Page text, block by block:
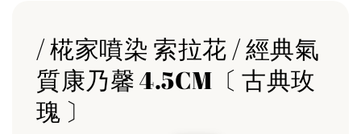
/ 椛家噴染 索拉花 / 經典氣
質康乃馨 4.5CM〔 古典玫
瑰 〕